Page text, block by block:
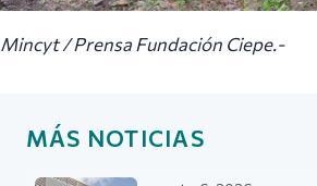
Mincyt / Prensa Fundación Ciepe.-
MÁS NOTICIAS